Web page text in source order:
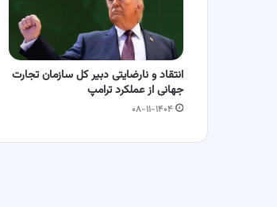
انتقاد و نارضایتی دبیر کل سازمان تجارت
جهانی از عملکرد ترامپ
۰۸-۱۱-۱۴۰۴